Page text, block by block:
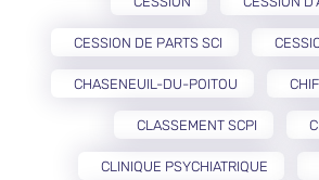
CESSION DE PARTS SCI
CHASENEUIL-DU-POITOU
CLASSEMENT SCPI
CLINIQUE PSYCHIATRIQUE